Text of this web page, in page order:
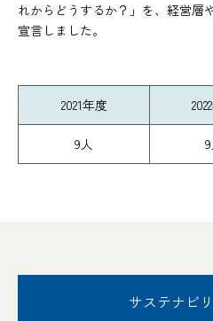
れからどうするか？」を、経営層
宣言しました。
2021年度
9人
サステナビ